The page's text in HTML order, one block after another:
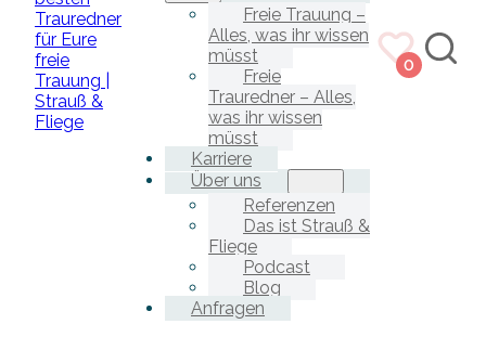
Freie Trauung –
Alles, was ihr wissen
müsst
Freie
Trauredner – Alles,
was ihr wissen
müsst
Karriere
Über uns
Referenzen
Das ist Strauß &
Fliege
Podcast
Blog
Anfragen
0